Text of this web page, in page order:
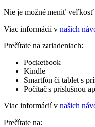
Nie je možné meniť veľkosť
Viac informácií v našich
Prečítate na zariadeniach:
Pocketbook
Kindle
Smartfón či tablet s
Počítač s príslušnou
Viac informácií v našich
Prečítate na: